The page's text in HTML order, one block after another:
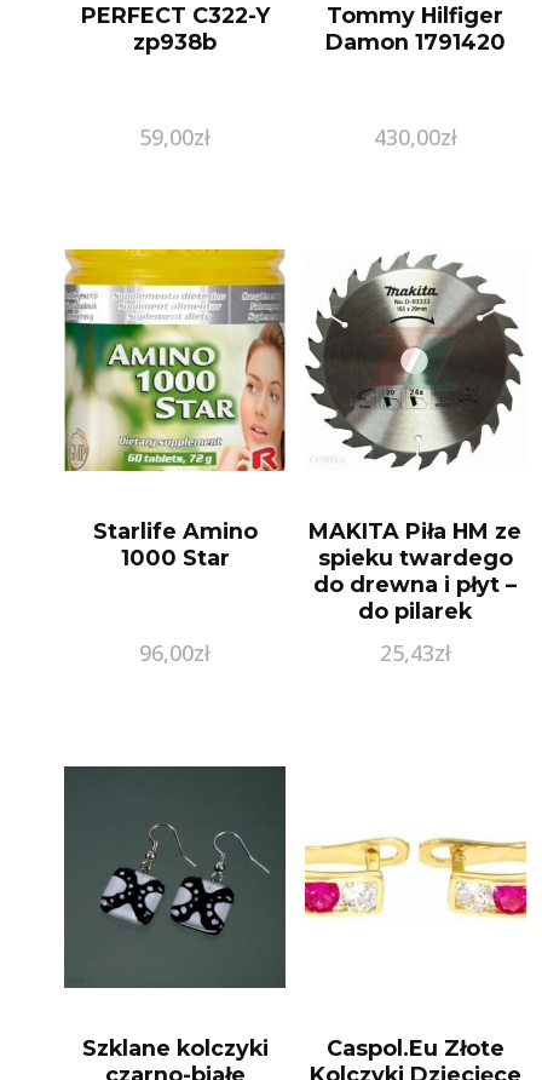
PERFECT C322-Y
zp938b
59,00zł
Tommy Hilfiger
Damon 1791420
430,00zł
Starlife Amino
1000 Star
96,00zł
MAKITA Piła HM ze
spieku twardego
do drewna i płyt –
do pilarek
ręcznych (D-03333)
25,43zł
Szklane kolczyki
czarno-białe
Caspol.Eu Złote
Kolczyki Dziecięce